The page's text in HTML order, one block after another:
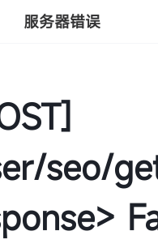
服务器错误
seo/